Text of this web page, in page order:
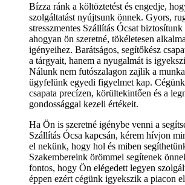
Bízza ránk a költöztetést és engedje,
szolgáltatást nyújtsunk önnek. Gyors,
stresszmentes Szállítás Ócsat
ahogyan ön szeretné, tökéletesen
igényeihez. Barátságos, segítőkész
a tárgyait, hanem a nyugalmát is
Nálunk nem futószalagon zajlik a
ügyfelünk egyedi figyelmet kap.
csapata precízen, körültekintően és a
gondossággal kezeli értékeit.
Ha Ön is szeretné igénybe venni a
Szállítás Ócsa kapcsán, kérem hívjon
el nekünk, hogy hol és miben
Szakembereink örömmel segítenek
fontos, hogy Ön elégedett legyen
éppen ezért cégünk igyekszik a piacon